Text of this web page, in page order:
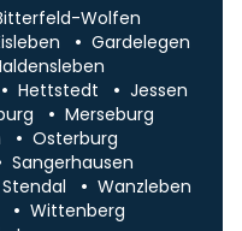
Wolfen
Gardelegen
Hettstedt
Jessen
Merseburg
Osterburg
Sangerhausen
Stendal
Wanzleben
Wittenberg